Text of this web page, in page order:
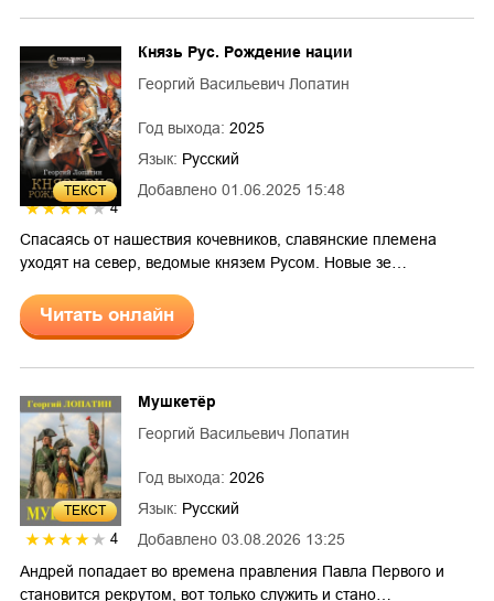
ТЕКСТ
4
Добавлено 01.06.2025 15:48
Князь Рус. Рождение нации
Георгий Васильевич Лопатин
Год выхода: 2025
Язык: Русский
Спасаясь от нашествия кочевников, славянские племена
уходят на север, ведомые князем Русом. Новые зе…
Читать онлайн
ТЕКСТ
4 Добавлено 03.08.2026 13:25
Мушкетёр
Георгий Васильевич Лопатин
Год выхода: 2026
Язык: Русский
Андрей попадает во времена правления Павла Первого и
становится рекрутом, вот только служить и стано…